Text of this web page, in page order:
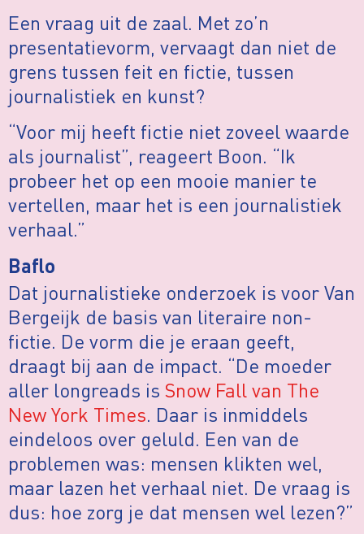
Een vraag uit de zaal. Met zo’n
presentatievorm, vervaagt dan niet de
grens tussen feit en fictie, tussen
journalistiek en kunst?
“Voor mij heeft fictie niet zoveel waarde
als journalist”, reageert Boon. “Ik
probeer het op een mooie manier te
vertellen, maar het is een journalistiek
verhaal.”
Baflo
Dat journalistieke onderzoek is voor Van
Bergeijk de basis van literaire non-
fictie. De vorm die je eraan geeft,
draagt bij aan de impact. “De moeder
aller longreads is Snow Fall van The
New York Times. Daar is inmiddels
eindeloos over geluld. Een van de
problemen was: mensen klikten wel,
maar lazen het verhaal niet. De vraag is
dus: hoe zorg je dat mensen wel lezen?”